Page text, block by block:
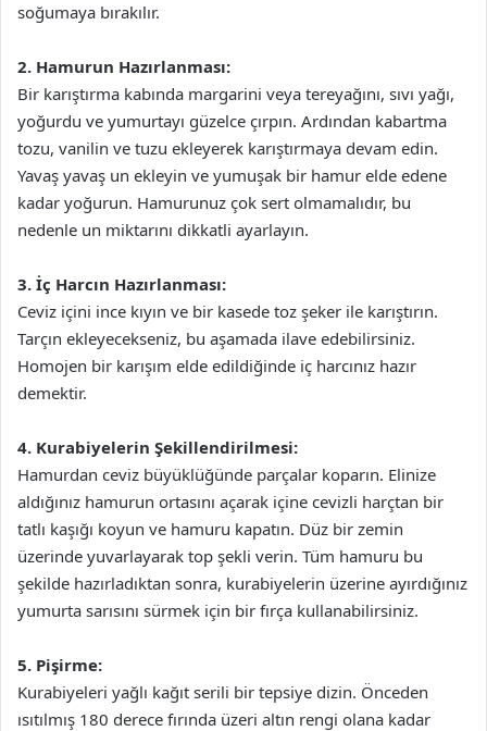
soğumaya bırakılır.
2. Hamurun Hazırlanması:
Bir karıştırma kabında margarini veya tereyağını, sıvı yağı,
yoğurdu ve yumurtayı güzelce çırpın. Ardından kabartma
tozu, vanilin ve tuzu ekleyerek karıştırmaya devam edin.
Yavaş yavaş un ekleyin ve yumuşak bir hamur elde edene
kadar yoğurun. Hamurunuz çok sert olmamalıdır, bu
nedenle un miktarını dikkatli ayarlayın.
3. İç Harcın Hazırlanması:
Ceviz içini ince kıyın ve bir kasede toz şeker ile karıştırın.
Tarçın ekleyecekseniz, bu aşamada ilave edebilirsiniz.
Homojen bir karışım elde edildiğinde iç harcınız hazır
demektir.
4. Kurabiyelerin Şekillendirilmesi:
Hamurdan ceviz büyüklüğünde parçalar koparın. Elinize
aldığınız hamurun ortasını açarak içine cevizli harçtan bir
tatlı kaşığı koyun ve hamuru kapatın. Düz bir zemin
üzerinde yuvarlayarak top şekli verin. Tüm hamuru bu
şekilde hazırladıktan sonra, kurabiyelerin üzerine ayırdığınız
yumurta sarısını sürmek için bir fırça kullanabilirsiniz.
5. Pişirme:
Kurabiyeleri yağlı kağıt serili bir tepsiye dizin. Önceden
ısıtılmış 180 derece fırında üzeri altın rengi olana kadar